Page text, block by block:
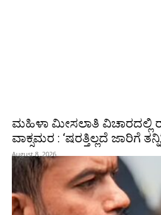
ಮಹಿಳಾ ಮೀಸಲಾತಿ ವಿಚಾರದಲ್ಲಿ
ವಾಕ್ಸಮರ : ‘ಷರತ್ತಿಲ್ಲದೆ ಜಾರಿಗೆ
August 8, 2026